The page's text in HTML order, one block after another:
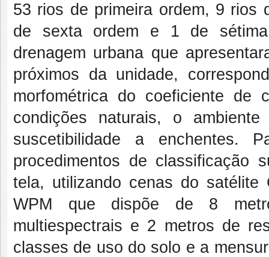
53 rios de primeira ordem, 9 rios
de sexta ordem e 1 de
drenagem urbana que
próximos da unidade,
morfométrica do coeficiente de
condições naturais, o
suscetibilidade a enchentes.
procedimentos de classificação
tela, utilizando cenas do
WPM que dispõe de 8
multiespectrais e 2 metros de
classes de uso do solo e a